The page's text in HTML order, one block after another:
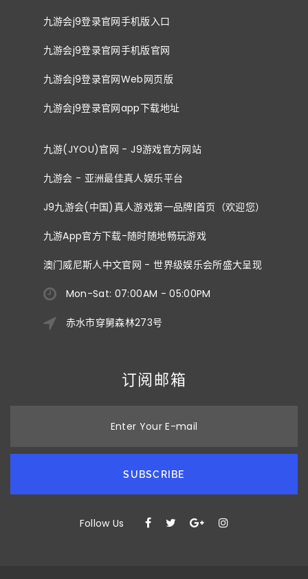
九游会j9登录官网手机版入口
九游会j9登录官网手机版官网
九游会j9登录官网Web网页版
九游会j9登录官网app下载地址
九游(JYOU)官网 - J9游戏官方网站
九游会 - 亚洲最佳真人娱乐平台
J9九游会(中国)真人游戏第一品牌|首页（欢迎您）
九游App官方下载-随时随地畅玩游戏
澳门威尼斯人中文官网 - 世界级娱乐会所盛大呈现
Mon-Sat: 07:00AM - 05:00PM
赤水市穿舅森林273号
订阅邮箱
Enter Your E-mail
SUBSCRIBE
Follow Us